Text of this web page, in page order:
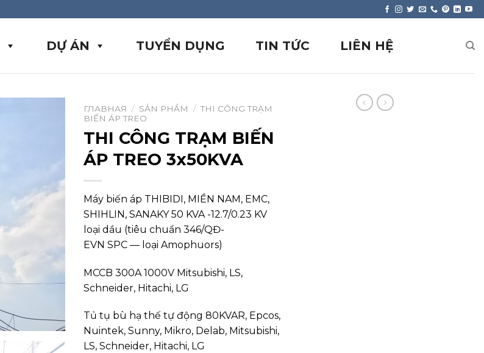
DỰ ÁN TUYỂN DỤNG TIN TỨC LIÊN HỆ
ГЛАВНАЯ / SẢN PHẨM / THI CÔNG TRẠM
BIẾN ÁP TREO
THI CÔNG TRẠM BIẾN
ÁP TREO 3x50KVA
Máy biến áp THIBIDI, MIỀN NAM, EMC,
SHIHLIN, SANAKY 50 KVA -12.7/0.23 KV
loại dầu (tiêu chuẩn 346/QĐ-
EVN SPC — loại Amophuors)
MCCB 300A 1000V Mitsubishi, LS,
Schneider, Hitachi, LG
Tủ tụ bù hạ thế tự động 80KVAR, Epcos,
Nuintek, Sunny, Mikro, Delab, Mitsubishi,
LS, Schneider, Hitachi, LG